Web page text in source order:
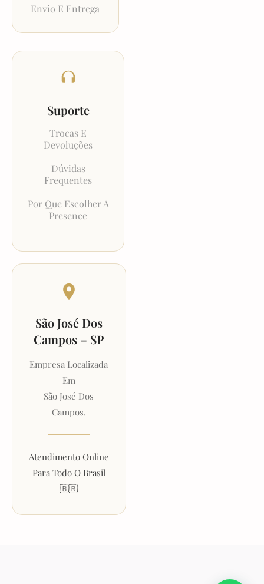
Envio E Entrega
Suporte
Trocas E
Devoluções
Dúvidas
Frequentes
Por Que Escolher A
Presence
São José Dos
Campos – SP
Empresa Localizada
Em
São José Dos
Campos.
Atendimento Online
Para Todo O Brasil
🇧🇷